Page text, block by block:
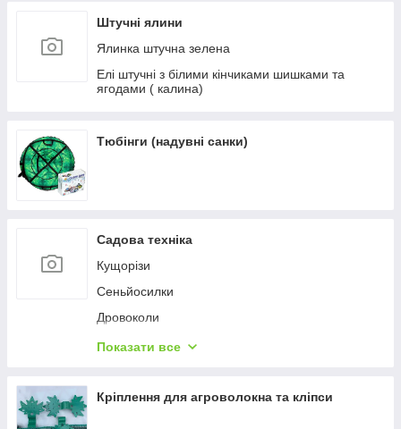
Штучні ялини
Ялинка штучна зелена
Елі штучні з білими кінчиками шишками та
ягодами ( калина)
Тюбінги (надувні санки)
Садова техніка
Кущорізи
Сеньйосилки
Дровоколи
Насоси
Садові подрібнювачі
Показати все
Кріплення для агроволокна та кліпси